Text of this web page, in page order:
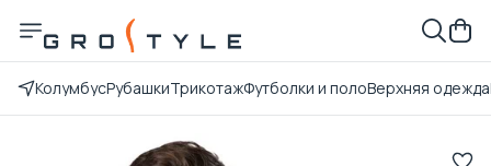
КолумбусРубашкиТрикотажФутболки и полоВерхняя одежда